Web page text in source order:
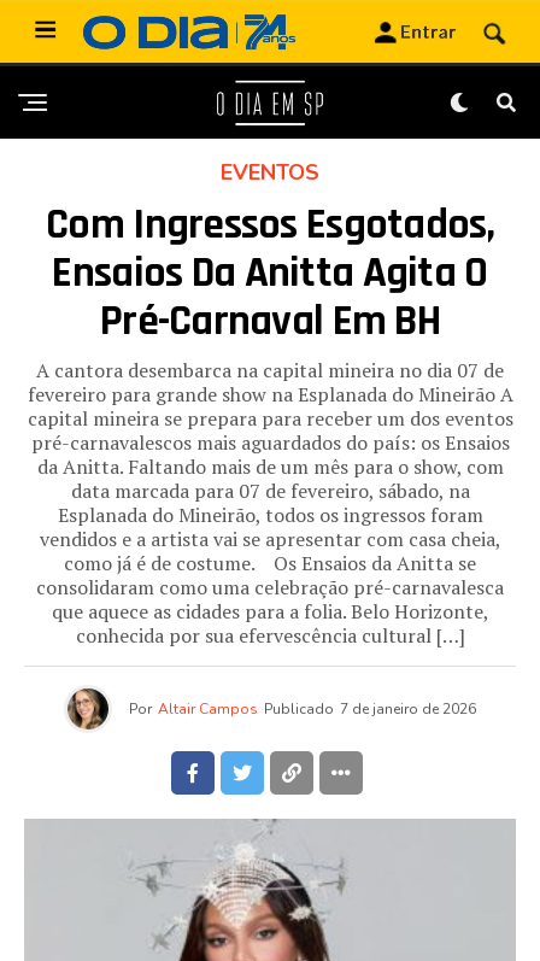
EVENTOS
Com Ingressos Esgotados,
Ensaios Da Anitta Agita O
Pré-Carnaval Em BH
A cantora desembarca na capital mineira no dia 07 de
fevereiro para grande show na Esplanada do Mineirão A
capital mineira se prepara para receber um dos eventos
pré-carnavalescos mais aguardados do país: os Ensaios
da Anitta. Faltando mais de um mês para o show, com
data marcada para 07 de fevereiro, sábado, na
Esplanada do Mineirão, todos os ingressos foram
vendidos e a artista vai se apresentar com casa cheia,
como já é de costume. Os Ensaios da Anitta se
consolidaram como uma celebração pré-carnavalesca
que aquece as cidades para a folia. Belo Horizonte,
conhecida por sua efervescência cultural […]
Por Altair Campos Publicado 7 de janeiro de 2026